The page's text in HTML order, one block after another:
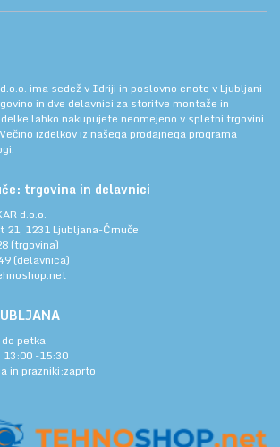
ima sedež v Idriji in poslovno enoto v Ljubljani-
in dve delavnici za storitve montaže in
lahko nakupujete neomejeno v spletni trgovini
Večino izdelkov iz našega prodajnega programa
trgovina in delavnici
d.o.o.
21, 1231 Ljubljana-Črnuče
(trgovina)
(delavnica)
petka
13:00 -15:30
in prazniki:zaprto